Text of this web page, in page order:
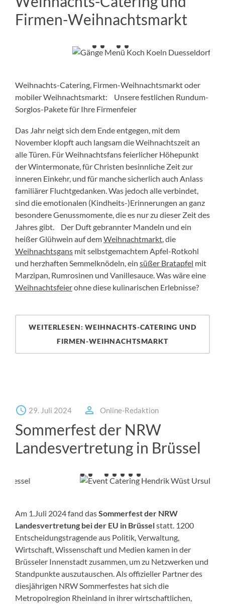
Firmen-Weihnachtsmarkt
Weihnachts-Catering, Firmen-Weihnachtsmarkt oder
mobiler Weihnachtsmarkt: Unsere festlichen Rundum-
Sorglos-Pakete für Ihre Firmenfeier
Das Jahr neigt sich dem Ende entgegen, mit dem
November klopft auch langsam die Weihnachtszeit an
alle Türen. Für Weihnachtsfans feierlicher Höhepunkt
der Wintermonate, für Christen besinnliche Zeit zur
inneren Einkehr, und für manche sicherlich auch Anlass
familiärer Fluchtgedanken. Was jedoch alle verbindet,
sind die emotionalen (Kindheits-)Erinnerungen an ganz
besondere Genussmomente, die es nur zu dieser Zeit des
Jahres gibt. Der Duft gebrannter Mandeln und ein
heißer Glühwein auf demWeihnachtmarkt , die
Weihnachtsgans mit selbstgemachtem Apfel-Rotkohl
und herzhaften Semmelknödeln, ein süßer Bratapfel mit
Marzipan, Rumrosinen und Vanillesauce. Was wäre eine
Weihnachtsfeierohne diese kulinarischen Erlebnisse?
WEITERLESEN: WEIHNACHTS-CATERING UND
FIRMEN-WEIHNACHTSMARKT
29. Juli 2024 Online-Redaktion
Sommerfest der NRW
Landesvertretung in Brüssel
Am 1.Juli 2024 fand dasSommerfest der NRW
Landesvertretung bei der EU in Brüsselstatt. 1200
Entscheidungstragende aus Politik, Verwaltung,
Wirtschaft, Wissenschaft und Medien kamen in der
Brüsseler Innenstadt zusammen, um zu Netzwerken und
Standpunkte auszutauschen. Als offizieller Partner des
diesjährigen NRW Sommerfestes hat sich die
Metropolregion Rheinland in ihrer wirtschaftlichen,